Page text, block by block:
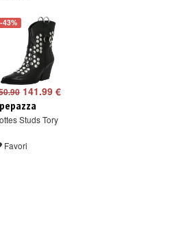
-43%
141.99 €
Studs Tory
Favori